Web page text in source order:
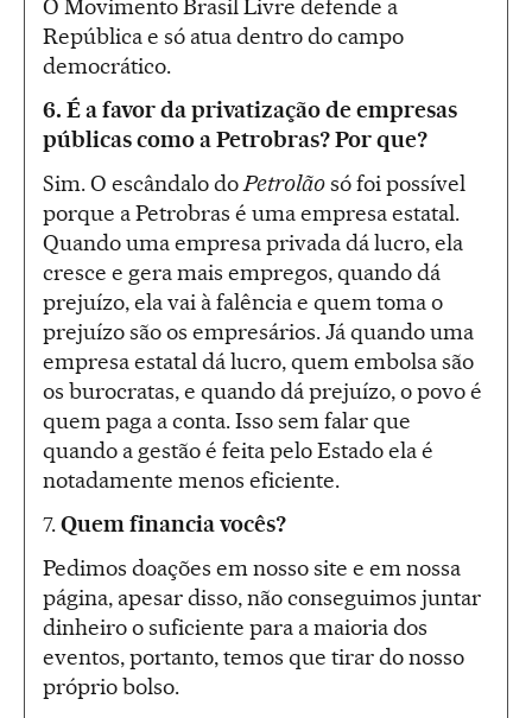
O Movimento Brasil Livre defende a
República e só atua dentro do campo
democrático.
6. É a favor da privatização de empresas
públicas como a Petrobras? Por que?
Sim. O escândalo doPetrolãosó foi possível
porque a Petrobras é uma empresa estatal.
Quando uma empresa privada dá lucro, ela
cresce e gera mais empregos, quando dá
prejuízo, ela vai à falência e quem toma o
prejuízo são os empresários. Já quando uma
empresa estatal dá lucro, quem embolsa são
os burocratas, e quando dá prejuízo, o povo é
quem paga a conta. Isso sem falar que
quando a gestão é feita pelo Estado ela é
notadamente menos eficiente.
7.Quem financia vocês?
Pedimos doações em nosso site e em nossa
página, apesar disso, não conseguimos juntar
dinheiro o suficiente para a maioria dos
eventos, portanto, temos que tirar do nosso
próprio bolso.